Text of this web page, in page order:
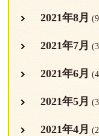
2021年8月
2021年7月
2021年6月
2021年5月
2021年4月